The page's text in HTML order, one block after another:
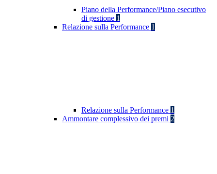
Piano della Performance/Piano esecutivo
di gestione 1
Relazione sulla Performance 1
Relazione sulla Performance 1
Ammontare complessivo dei premi 2